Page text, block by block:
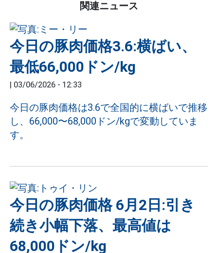
関連ニュース
今日の豚肉価格3.6:横ばい、
最低66,000ドン/kg
| 03/06/2026 - 12:33
今日の豚肉価格は3.6で全国的に横ばいで推移
し、66,000〜68,000ドン/kgで変動していま
す。
今日の豚肉価格 6月2日:引き
続き小幅下落、最高値は
68,000ドン/kg